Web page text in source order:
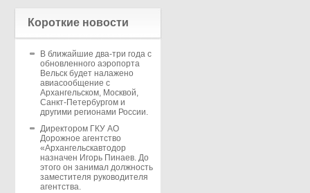
Короткие новости
В ближайшие два-три года с
обновленного аэропорта
Вельск будет налажено
авиасообщение с
Архангельском, Москвой,
Санкт-Петербургом и
другими регионами России.
Директором ГКУ АО
Дорожное агентство
«Архангельскавтодор
назначен Игорь Пинаев. До
этого он занимал должность
заместителя руководителя
агентства.